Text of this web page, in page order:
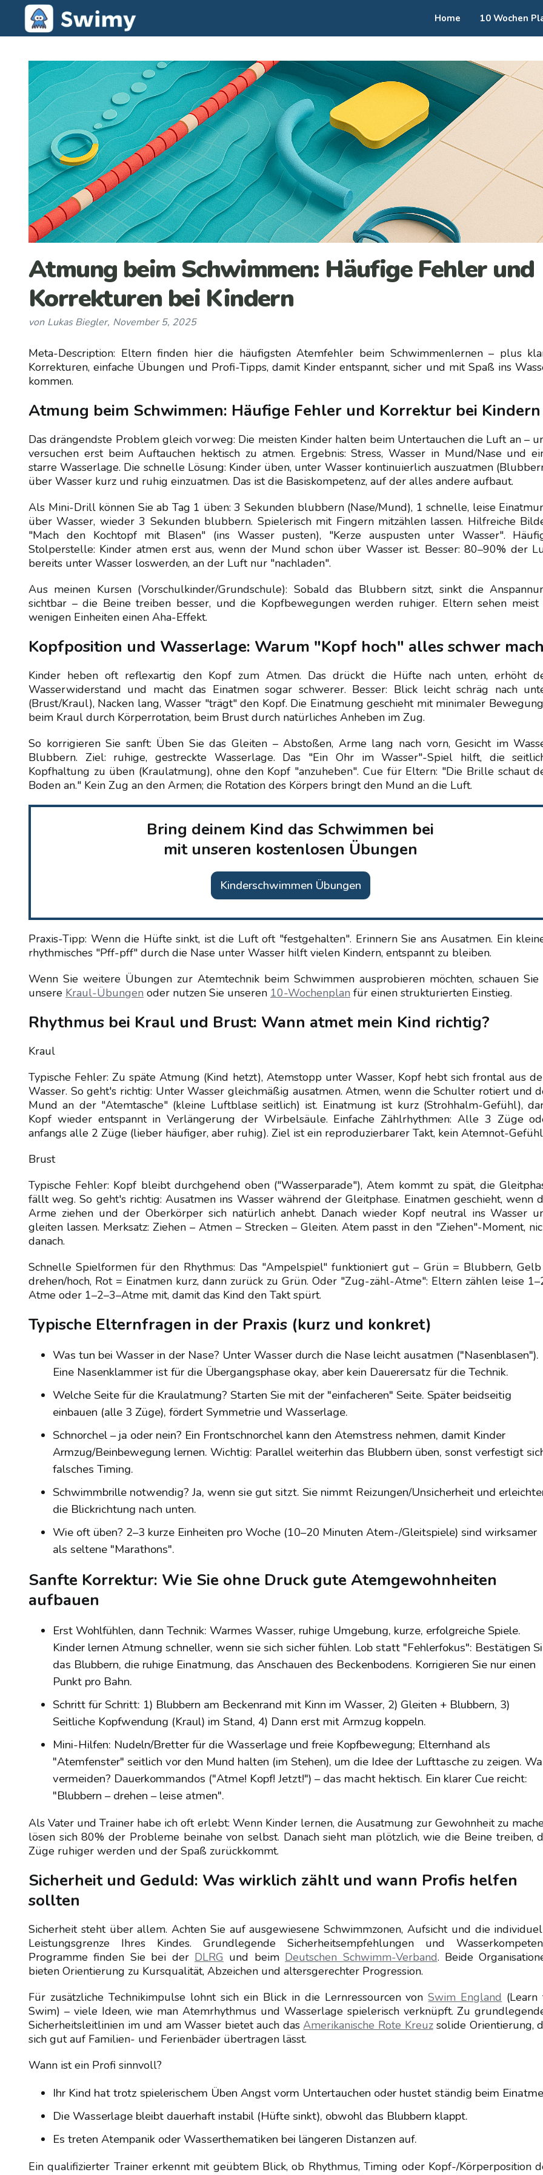
Home 10 Wochen
Atmung beim Schwimmen: Häufige Fehler und
Korrekturen bei Kindern
von Lukas Biegler, November 5, 2025
Meta-Description: Eltern finden hier die häufigsten Atemfehler beim Schwimmenlernen – plus
Korrekturen, einfache Übungen und Profi-Tipps, damit Kinder entspannt, sicher und mit Spaß ins
kommen.
Atmung beim Schwimmen: Häufige Fehler und Korrektur bei Kindern
Das drängendste Problem gleich vorweg: Die meisten Kinder halten beim Untertauchen die Luft an –
versuchen erst beim Auftauchen hektisch zu atmen. Ergebnis: Stress, Wasser in Mund/Nase und
starre Wasserlage. Die schnelle Lösung: Kinder üben, unter Wasser kontinuierlich auszuatmen
über Wasser kurz und ruhig einzuatmen. Das ist die Basiskompetenz, auf der alles andere aufbaut.
Als Mini-Drill können Sie ab Tag 1 üben: 3 Sekunden blubbern (Nase/Mund), 1 schnelle, leise
über Wasser, wieder 3 Sekunden blubbern. Spielerisch mit Fingern mitzählen lassen. Hilfreiche
"Mach den Kochtopf mit Blasen" (ins Wasser pusten), "Kerze auspusten unter Wasser".
Stolperstelle: Kinder atmen erst aus, wenn der Mund schon über Wasser ist. Besser: 80–90% der
bereits unter Wasser loswerden, an der Luft nur "nachladen".
Aus meinen Kursen (Vorschulkinder/Grundschule): Sobald das Blubbern sitzt, sinkt die
sichtbar – die Beine treiben besser, und die Kopfbewegungen werden ruhiger. Eltern sehen meist
wenigen Einheiten einen Aha-Effekt.
Kopfposition und Wasserlage: Warum "Kopf hoch" alles schwer
Kinder heben oft reflexartig den Kopf zum Atmen. Das drückt die Hüfte nach unten, erhöht
Wasserwiderstand und macht das Einatmen sogar schwerer. Besser: Blick leicht schräg nach
(Brust/Kraul), Nacken lang, Wasser "trägt" den Kopf. Die Einatmung geschieht mit minimaler
beim Kraul durch Körperrotation, beim Brust durch natürliches Anheben im Zug.
So korrigieren Sie sanft: Üben Sie das Gleiten – Abstoßen, Arme lang nach vorn, Gesicht im
Blubbern. Ziel: ruhige, gestreckte Wasserlage. Das "Ein Ohr im Wasser"-Spiel hilft, die
Kopfhaltung zu üben (Kraulatmung), ohne den Kopf "anzuheben". Cue für Eltern: "Die Brille schaut
Boden an." Kein Zug an den Armen; die Rotation des Körpers bringt den Mund an die Luft.
Bring deinem Kind das Schwimmen bei
mit unseren kostenlosen Übungen
Kinderschwimmen Übungen
Praxis-Tipp: Wenn die Hüfte sinkt, ist die Luft oft "festgehalten". Erinnern Sie ans Ausatmen. Ein
rhythmisches "Pff-pff" durch die Nase unter Wasser hilft vielen Kindern, entspannt zu bleiben.
Wenn Sie weitere Übungen zur Atemtechnik beim Schwimmen ausprobieren möchten, schauen Sie
unsere Kraul-Übungen oder nutzen Sie unseren 10-Wochenplan für einen strukturierten Einstieg.
Rhythmus bei Kraul und Brust: Wann atmet mein Kind richtig?
Kraul
Typische Fehler: Zu späte Atmung (Kind hetzt), Atemstopp unter Wasser, Kopf hebt sich frontal aus
Wasser. So geht's richtig: Unter Wasser gleichmäßig ausatmen. Atmen, wenn die Schulter rotiert und
Mund an der "Atemtasche" (kleine Luftblase seitlich) ist. Einatmung ist kurz (Strohhalm-Gefühl),
Kopf wieder entspannt in Verlängerung der Wirbelsäule. Einfache Zählrhythmen: Alle 3 Züge
anfangs alle 2 Züge (lieber häufiger, aber ruhig). Ziel ist ein reproduzierbarer Takt, kein Atemnot-
Brust
Typische Fehler: Kopf bleibt durchgehend oben ("Wasserparade"), Atem kommt zu spät, die
fällt weg. So geht's richtig: Ausatmen ins Wasser während der Gleitphase. Einatmen geschieht, wenn
Arme ziehen und der Oberkörper sich natürlich anhebt. Danach wieder Kopf neutral ins Wasser
gleiten lassen. Merksatz: Ziehen – Atmen – Strecken – Gleiten. Atem passt in den "Ziehen"-Moment,
danach.
Schnelle Spielformen für den Rhythmus: Das "Ampelspiel" funktioniert gut – Grün = Blubbern,
drehen/hoch, Rot = Einatmen kurz, dann zurück zu Grün. Oder "Zug-zähl-Atme": Eltern zählen leise
Atme oder 1–2–3–Atme mit, damit das Kind den Takt spürt.
Typische Elternfragen in der Praxis (kurz und konkret)
Was tun bei Wasser in der Nase? Unter Wasser durch die Nase leicht ausatmen ("Nasenblasen").
Eine Nasenklammer ist für die Übergangsphase okay, aber kein Dauerersatz für die Technik.
Welche Seite für die Kraulatmung? Starten Sie mit der "einfacheren" Seite. Später beidseitig
einbauen (alle 3 Züge), fördert Symmetrie und Wasserlage.
Schnorchel – ja oder nein? Ein Frontschnorchel kann den Atemstress nehmen, damit Kinder
Armzug/Beinbewegung lernen. Wichtig: Parallel weiterhin das Blubbern üben, sonst verfestigt
falsches Timing.
Schwimmbrille notwendig? Ja, wenn sie gut sitzt. Sie nimmt Reizungen/Unsicherheit und
die Blickrichtung nach unten.
Wie oft üben? 2–3 kurze Einheiten pro Woche (10–20 Minuten Atem-/Gleitspiele) sind wirksamer
als seltene "Marathons".
Sanfte Korrektur: Wie Sie ohne Druck gute Atemgewohnheiten
aufbauen
Erst Wohlfühlen, dann Technik: Warmes Wasser, ruhige Umgebung, kurze, erfolgreiche Spiele.
Kinder lernen Atmung schneller, wenn sie sich sicher fühlen. Lob statt "Fehlerfokus": Bestätigen
das Blubbern, die ruhige Einatmung, das Anschauen des Beckenbodens. Korrigieren Sie nur einen
Punkt pro Bahn.
Schritt für Schritt: 1) Blubbern am Beckenrand mit Kinn im Wasser, 2) Gleiten + Blubbern, 3)
Seitliche Kopfwendung (Kraul) im Stand, 4) Dann erst mit Armzug koppeln.
Mini-Hilfen: Nudeln/Bretter für die Wasserlage und freie Kopfbewegung; Elternhand als
"Atemfenster" seitlich vor den Mund halten (im Stehen), um die Idee der Lufttasche zu zeigen.
vermeiden? Dauerkommandos ("Atme! Kopf! Jetzt!") – das macht hektisch. Ein klarer Cue reicht:
"Blubbern – drehen – leise atmen".
Als Vater und Trainer habe ich oft erlebt: Wenn Kinder lernen, die Ausatmung zur Gewohnheit zu
lösen sich 80% der Probleme beinahe von selbst. Danach sieht man plötzlich, wie die Beine treiben,
Züge ruhiger werden und der Spaß zurückkommt.
Sicherheit und Geduld: Was wirklich zählt und wann Profis helfen
sollten
Sicherheit steht über allem. Achten Sie auf ausgewiesene Schwimmzonen, Aufsicht und die
Leistungsgrenze Ihres Kindes. Grundlegende Sicherheitsempfehlungen und
Programme finden Sie bei der DLRG und beim Deutschen Schwimm-Verband. Beide
bieten Orientierung zu Kursqualität, Abzeichen und altersgerechter Progression.
Für zusätzliche Technikimpulse lohnt sich ein Blick in die Lernressourcen vonSwim England (Learn
Swim) – viele Ideen, wie man Atemrhythmus und Wasserlage spielerisch verknüpft. Zu
Sicherheitsleitlinien im und am Wasser bietet auch dasAmerikanische Rote Kreuzsolide Orientierung,
sich gut auf Familien- und Ferienbäder übertragen lässt.
Wann ist ein Profi sinnvoll?
Ihr Kind hat trotz spielerischem Üben Angst vorm Untertauchen oder hustet ständig beim
Die Wasserlage bleibt dauerhaft instabil (Hüfte sinkt), obwohl das Blubbern klappt.
Es treten Atempanik oder Wasserthematiken bei längeren Distanzen auf.
Ein qualifizierter Trainer erkennt mit geübtem Blick, ob Rhythmus, Timing oder Kopf-/Körperposition